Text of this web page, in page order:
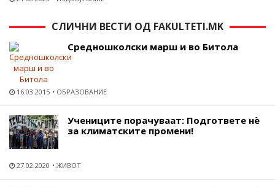
СЛИЧНИ ВЕСТИ ОД FAKULTETI.MK
Средношколски марш и во Битола
16.03.2015 ОБРАЗОВАНИЕ
Учениците порачуваат: Подгответе нѐ
за климатските промени!
27.02.2020 ЖИВОТ